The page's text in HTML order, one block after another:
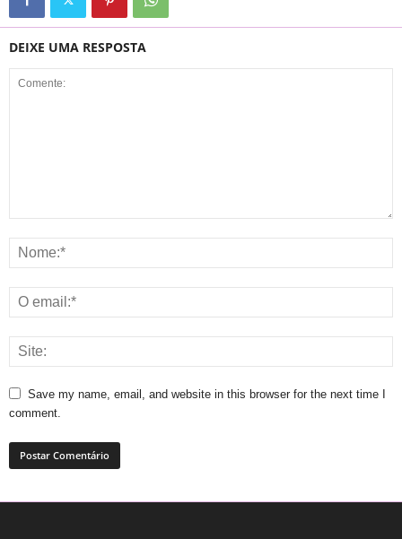
DEIXE UMA RESPOSTA
Save my name, email, and website in this browser for the next time I
comment.